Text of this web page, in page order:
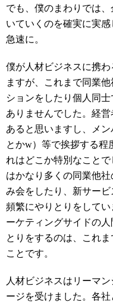
でも、僕のまわりでは
いていくのを確実に実
急速に。
僕が人材ビジネスに携
ますが、これまで同業
ションをしたり個人同
ありませんでした。経
あると思いますし、メ
とかw）等で挨拶する程
れはどこか特別なこと
はかなり多くの同業他
み会をしたり、新サー
頻繁にやりとりをして
ーケティングサイドの
とりをするのは、これ
ことです。
人材ビジネスはリーマ
ージを受けました。各